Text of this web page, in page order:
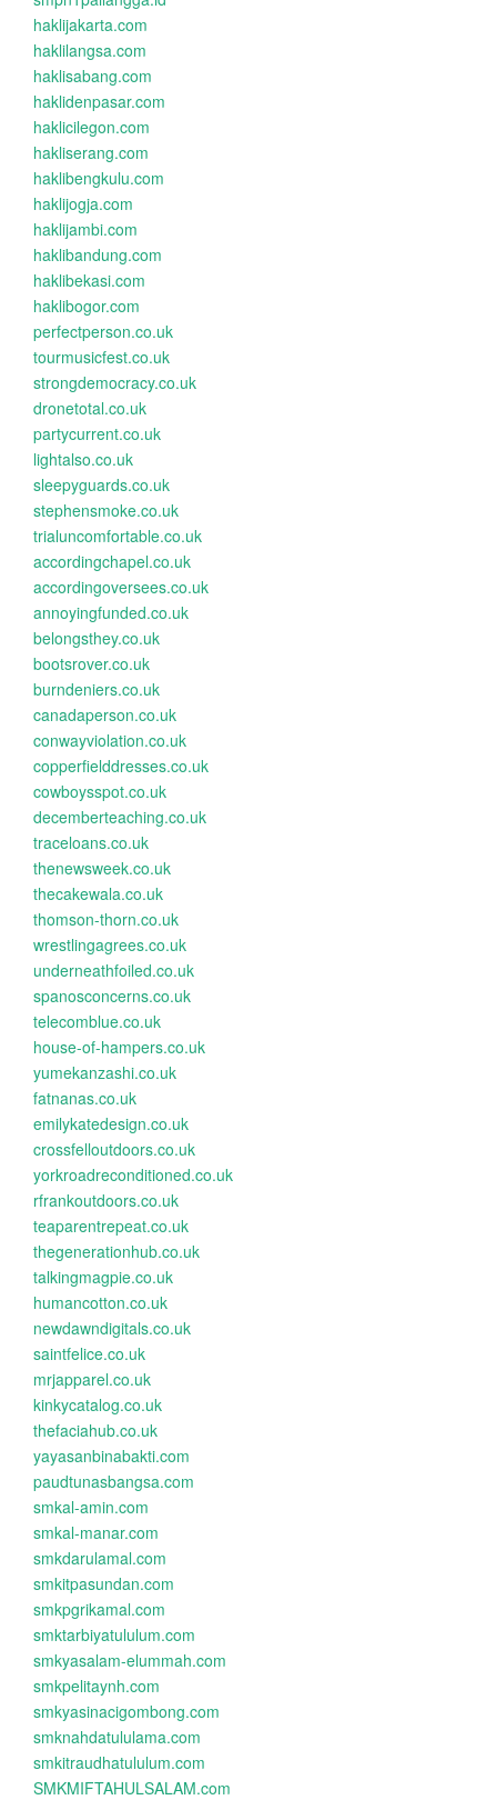
haklijakarta.com
haklilangsa.com
haklisabang.com
haklidenpasar.com
haklicilegon.com
hakliserang.com
haklibengkulu.com
haklijogja.com
haklijambi.com
haklibandung.com
haklibekasi.com
haklibogor.com
perfectperson.co.uk
tourmusicfest.co.uk
strongdemocracy.co.uk
dronetotal.co.uk
partycurrent.co.uk
lightalso.co.uk
sleepyguards.co.uk
stephensmoke.co.uk
trialuncomfortable.co.uk
accordingchapel.co.uk
accordingoversees.co.uk
annoyingfunded.co.uk
belongsthey.co.uk
bootsrover.co.uk
burndeniers.co.uk
canadaperson.co.uk
conwayviolation.co.uk
copperfielddresses.co.uk
cowboysspot.co.uk
decemberteaching.co.uk
traceloans.co.uk
thenewsweek.co.uk
thecakewala.co.uk
thomson-thorn.co.uk
wrestlingagrees.co.uk
underneathfoiled.co.uk
spanosconcerns.co.uk
telecomblue.co.uk
house-of-hampers.co.uk
yumekanzashi.co.uk
fatnanas.co.uk
emilykatedesign.co.uk
crossfelloutdoors.co.uk
yorkroadreconditioned.co.uk
rfrankoutdoors.co.uk
teaparentrepeat.co.uk
thegenerationhub.co.uk
talkingmagpie.co.uk
humancotton.co.uk
newdawndigitals.co.uk
saintfelice.co.uk
mrjapparel.co.uk
kinkycatalog.co.uk
thefaciahub.co.uk
yayasanbinabakti.com
paudtunasbangsa.com
smkal-amin.com
smkal-manar.com
smkdarulamal.com
smkitpasundan.com
smkpgrikamal.com
smktarbiyatululum.com
smkyasalam-elummah.com
smkpelitaynh.com
smkyasinacigombong.com
smknahdatululama.com
smkitraudhatululum.com
SMKMIFTAHULSALAM.com